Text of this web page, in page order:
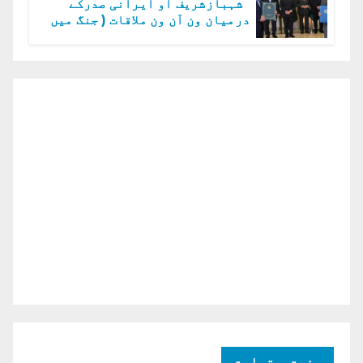
شہبازشریف او ایرانی صدرکے
درمیان ون آن ون ملاقات ( جنگ میں